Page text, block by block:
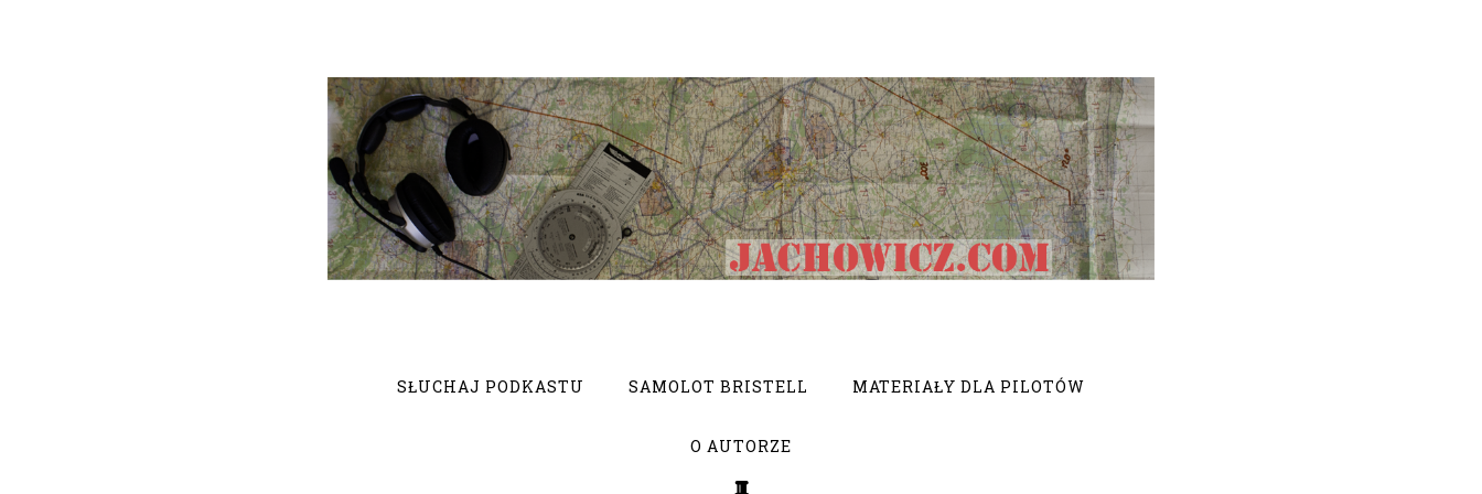
SŁUCHAJ PODKASTU SAMOLOT BRISTELL MATERIAŁY DLA PILOTÓW
O AUTORZE